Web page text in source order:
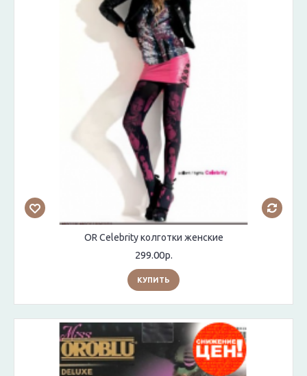
OR Celebrity колготки женские
299.00р.
КУПИТЬ